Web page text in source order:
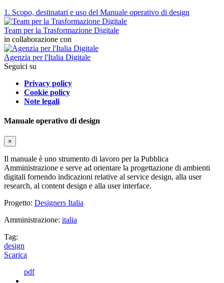
1. Scopo, destinatari e uso del Manuale operativo di design
Team per la Trasformazione Digitale
in collaborazione con
Agenzia per l'Italia Digitale
Seguici su
Privacy policy
Cookie policy
Note legali
Manuale operativo di design
×
Il manuale è uno strumento di lavoro per la Pubblica
Amministrazione e serve ad orientare la progettazione di ambienti
digitali fornendo indicazioni relative al service design, alla user
research, al content design e alla user interface.
Progetto: Designers Italia
Amministrazione: italia
Tag:
design
Scarica
pdf